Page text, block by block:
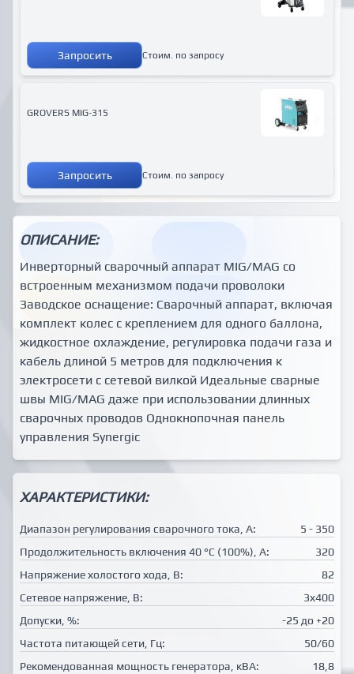
Запросить Стоим. по запросу
GROVERS MIG-315
Запросить Стоим. по запросу
ОПИСАНИЕ:
Инверторный сварочный аппарат MIG/MAG со
встроенным механизмом подачи проволоки
Заводское оснащение: Сварочный аппарат, включая
комплект колес с креплением для одного баллона,
жидкостное охлаждение, регулировка подачи газа и
кабель длиной 5 метров для подключения к
электросети с сетевой вилкой Идеальные сварные
швы MIG/MAG даже при использовании длинных
сварочных проводов Однокнопочная панель
управления Synergic
ХАРАКТЕРИСТИКИ:
Диапазон регулирования сварочного тока, А:
5 - 350
Продолжительность включения 40 °C (100%), А:
320
Напряжение холостого хода, В:
82
Сетевое напряжение, В:
3х400
Допуски, %:
-25 до +20
Частота питающей сети, Гц:
50/60
Рекомендованная мощность генератора, кВА:
18,8